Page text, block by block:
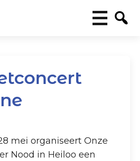
mei organiseert Onze
Nood in Heiloo een